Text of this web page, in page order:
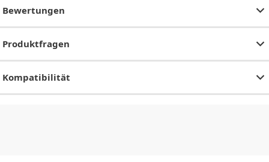
Bewertungen
Produktfragen
Kompatibilität